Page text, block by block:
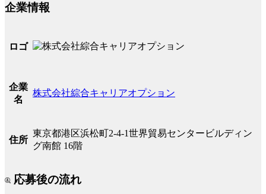
企業情報
ロゴ
企業
名
株式会社綜合キャリアオプション
住所
東京都港区浜松町2-4-1世界貿易センタービルディン
グ南館 16階
応募後の流れ